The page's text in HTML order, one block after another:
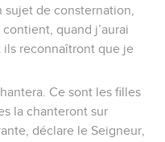
sujet de consternation,
quand j’aurai
reconnaîtront que je
Ce sont les filles
la chanteront sur
déclare le Seigneur,